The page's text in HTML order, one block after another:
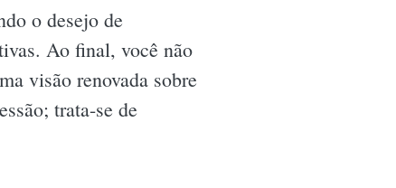
o desejo de
Ao final, você não
visão renovada sobre
trata-se de